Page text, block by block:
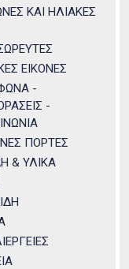
ΚΑΙ ΗΛΙΑΚΕΣ
ΕΙΚΟΝΕΣ
-
-
ΠΟΡΤΕΣ
& ΥΛΙΚΑ